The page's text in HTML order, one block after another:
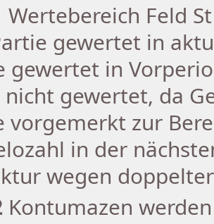
Wertebereich Feld
gewertet in
gewertet in
nicht gewertet, da
vorgemerkt zur
in der
wegen
Kontumazen